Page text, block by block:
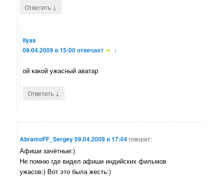
Ответить ↓
ilyas
09.04.2009 в 15:00отвечает :
ой какой ужасный аватар
Ответить ↓
AbramoFF_Sergey09.04.2009 в 17:04говорит:
Афиши зачётные:)
Не помню где видел афиши индийских фильмов
ужасов:) Вот это была жесть:)